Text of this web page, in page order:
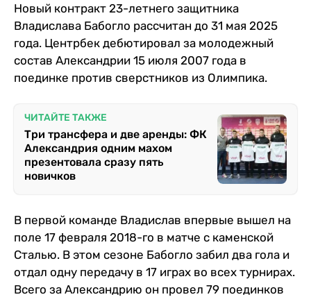
Новый контракт 23-летнего защитника
Владислава Бабогло рассчитан до 31 мая 2025
года. Центрбек дебютировал за молодежный
состав Александрии 15 июля 2007 года в
поединке против сверстников из Олимпика.
ЧИТАЙТЕ ТАКЖЕ
Три трансфера и две аренды: ФК
Александрия одним махом
презентовала сразу пять
новичков
В первой команде Владислав впервые вышел на
поле 17 февраля 2018-го в матче с каменской
Сталью. В этом сезоне Бабогло забил два гола и
отдал одну передачу в 17 играх во всех турнирах.
Всего за Александрию он провел 79 поединков